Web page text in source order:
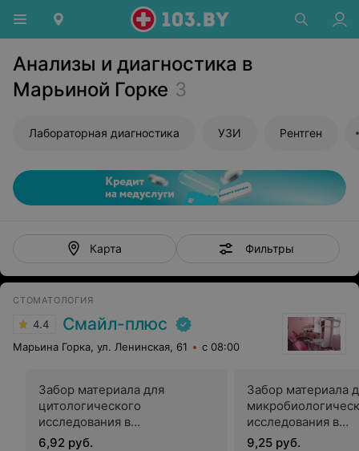
Анализы и диагностика в
Марьиной Горке 3
Лабораторная диагностика УЗИ Рентген
Карта Фильтры
СТОМАТОЛОГИЯ
4.4 Смайл-плюс
Марьина Горка, ул. Ленинская, 61 с 08:00
Забор материала для
цитологического
исследования в
стоматологии
6,92 руб.
Забор материала
исследования в
стоматологии
9,25 руб.